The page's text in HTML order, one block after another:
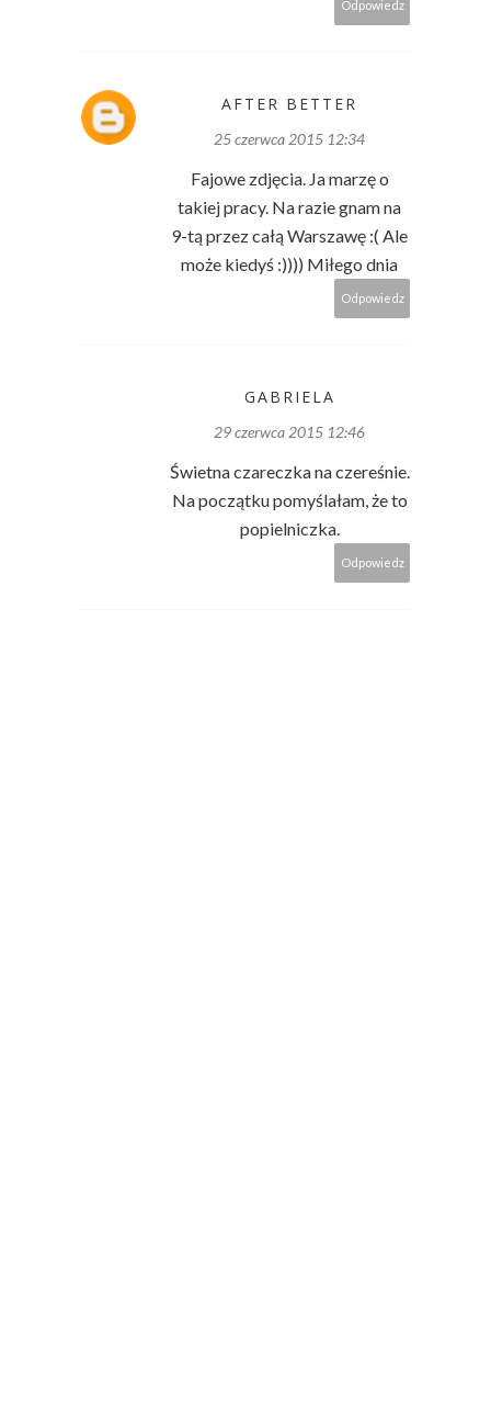
Odpowiedz
AFTER BETTER
25 czerwca 2015 12:34
Fajowe zdjęcia. Ja marzę o
takiej pracy. Na razie gnam na
9-tą przez całą Warszawę :( Ale
może kiedyś :)))) Miłego dnia
Odpowiedz
GABRIELA
29 czerwca 2015 12:46
Świetna czareczka na czereśnie.
Na początku pomyślałam, że to
popielniczka.
Odpowiedz